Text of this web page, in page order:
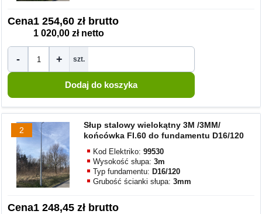
Cena1 254,60 zł brutto
1 020,00 zł netto
- + szt.
2
Słup stalowy wielokątny 3M /3MM/
końcówka FI.60 do fundamentu D16/120
Kod Elektriko:99530
Wysokość słupa:3m
Typ fundamentu: D16/120
Grubość ścianki słupa:3mm
Cena1 248,45 zł brutto